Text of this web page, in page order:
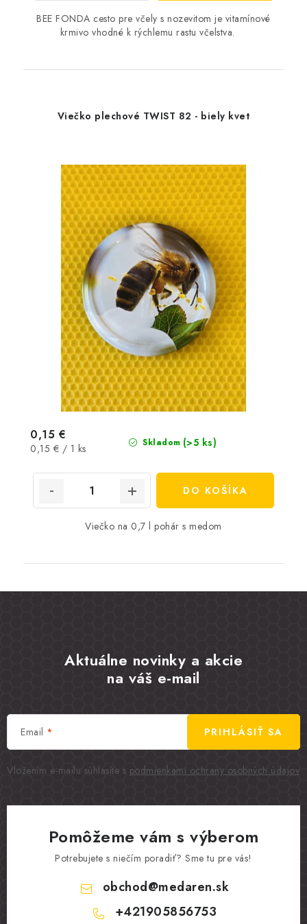
BEE FONDA cesto pre včely s nozevitom je vitamínové
krmivo vhodné k rýchlemu rastu včelstva.
Viečko plechové TWIST 82 - biely kvet
Skladom (>5 ks)
0,15 €
Jednotková
0,15 € / 1 ks
DO KOŠÍKA
Viečko na 0,7 l pohár s medom
Aktuálne novinky a akcie
na váš e-mail
Email
Vložením e-mailu súhlasíte s podmienkami ochrany osobných údajov
PRIHLÁSIŤ SA
Pomôžeme vám s výberom
Potrebujete s niečím poradiť? Sme tu pre vás!
obchod@medaren.sk
+421905856753